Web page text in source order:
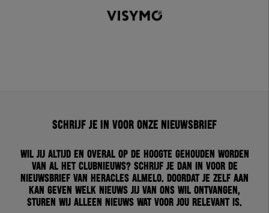
Schrijf je in voor onze nieuwsbrief
Wil jij altijd en overal op de hoogte gehouden worden
van al het clubnieuws? Schrijf je dan in voor de
nieuwsbrief van Heracles Almelo. Doordat je zelf aan
kan geven welk nieuws jij van ons wil ontvangen,
sturen wij alleen nieuws wat voor jou relevant is.